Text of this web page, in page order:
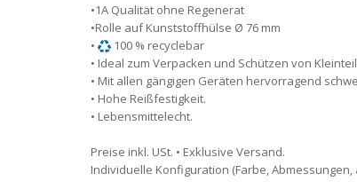
•1A Qualität ohne Regenerat
•Rolle auf Kunststoffhülse Ø 76 mm
•
100 % recyclebar
• Ideal zum Verpacken und Schützen von
• Mit allen gängigen Geräten hervorragend
• Hohe Reißfestigkeit.
• Lebensmittelecht.
Preise inkl. USt. • Exklusive Versand.
Individuelle Konfiguration (Farbe,